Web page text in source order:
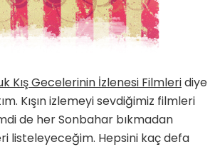
Kış Gecelerinin İzlenesi Filmleridiye
Kışın izlemeyi sevdiğimiz filmleri
de her Sonbahar bıkmadan
listeleyeceğim. Hepsini kaç defa